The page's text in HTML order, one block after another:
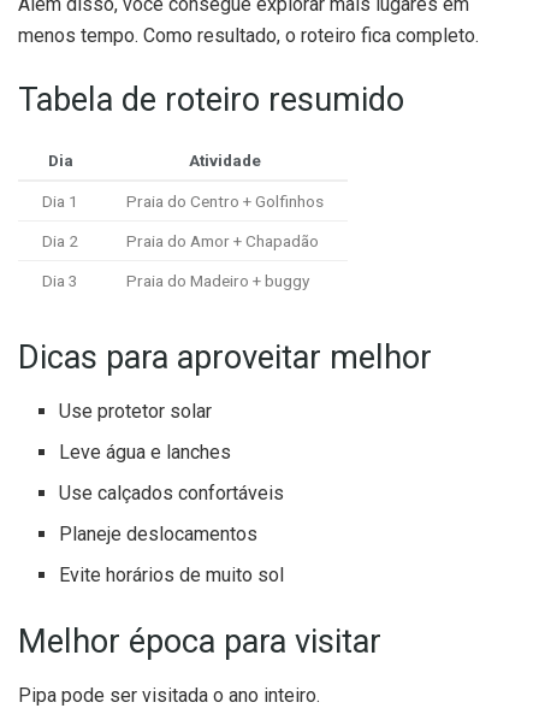
menos tempo. Como resultado, o roteiro fica completo.
Tabela de roteiro resumido
Dia Atividade
Dia 1 Praia do Centro + Golfinhos
Dia 2 Praia do Amor + Chapadão
Dia 3 Praia do Madeiro + buggy
Dicas para aproveitar melhor
Use protetor solar
Leve água e lanches
Use calçados confortáveis
Planeje deslocamentos
Evite horários de muito sol
Melhor época para visitar
Pipa pode ser visitada o ano inteiro.